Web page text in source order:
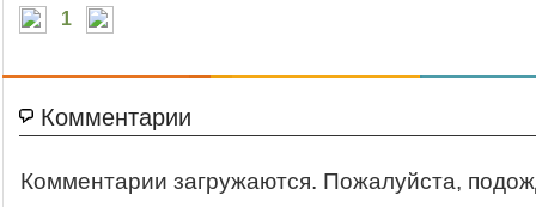
1
Комментарии
Комментарии загружаются. Пожалуйста,